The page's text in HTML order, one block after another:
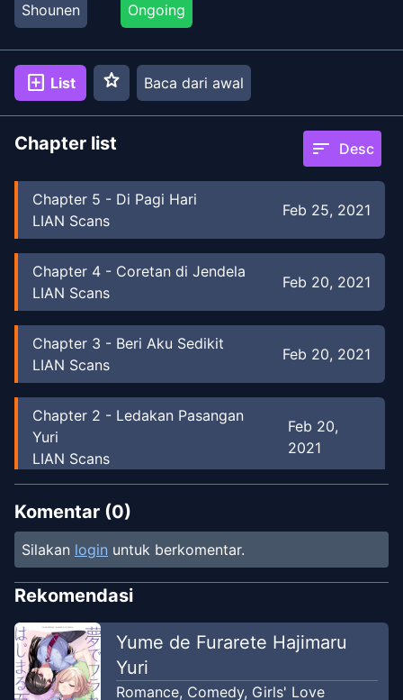
Shounen
Ongoing
add_box List star Baca dari awal
Chapter list sort Desc
Chapter 5 - Di Pagi Hari
LIAN Scans
Feb 25, 2021
Chapter 4 - Coretan di Jendela
LIAN Scans
Feb 20, 2021
Chapter 3 - Beri Aku Sedikit
LIAN Scans
Feb 20, 2021
Chapter 2 - Ledakan Pasangan
Yuri
LIAN Scans
Feb 20,
2021
Chapter1-Pertukaran Posisi
Pasangan Yuri di Malam Hari
LIAN Scans
Komentar (0)
Silakan login untuk berkomentar.
Rekomendasi
Yume de Furarete Hajimaru
Yuri
Romance, Comedy, Girls' Love